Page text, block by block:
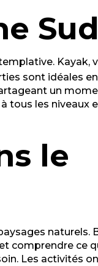
Sud
Kayak,
sont idéales en
un
tous les niveaux
le
naturels.
comprendre ce
Les activités